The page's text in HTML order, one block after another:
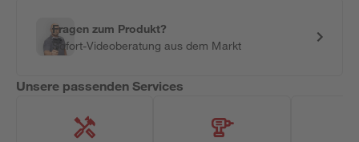
Fragen zum Produkt?
Sofort-Videoberatung aus dem Markt
Unsere passenden Services